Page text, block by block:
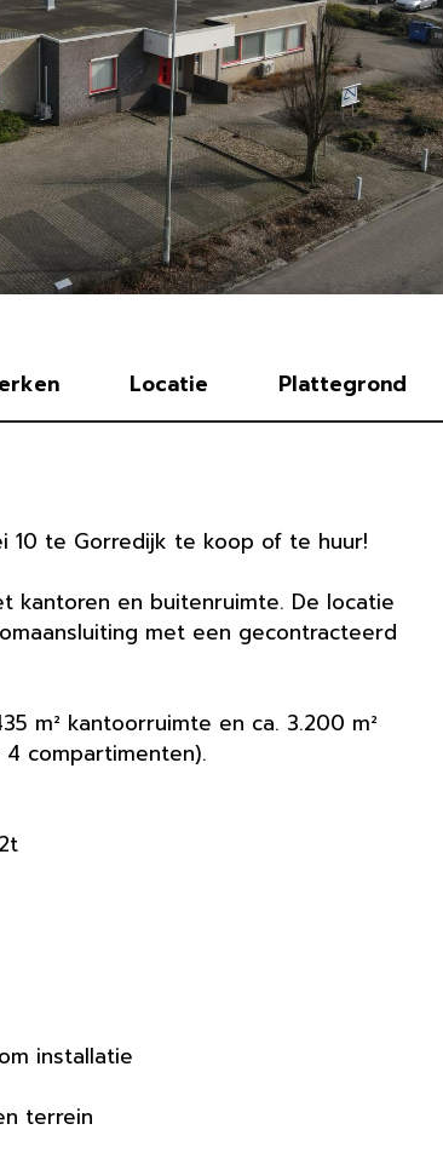
Locatie Plattegrond
10 te Gorredijk te koop of te huur!
kantoren en buitenruimte. De locatie
met een gecontracteerd
m² kantoorruimte en ca. 3.200 m²
compartimenten).
installatie
terrein